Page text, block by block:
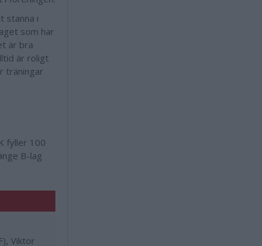
stanna i
som har
är bra
är roligt
träningar
fyller 100
B-lag
Viktor